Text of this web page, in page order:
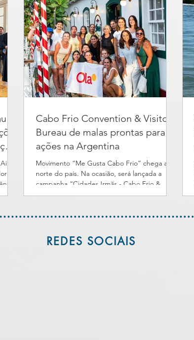
a
Cabo Frio Convention & Visitors
Bureau de malas prontas para
ações na Argentina
Movimento “Me Gusta Cabo Frio” chega ao
norte do país. Na ocasião, será lançada a
campanha “Cidades Irmãs - Cabo Frio &
Salta” O Cabo Frio Convention & Visitors
entidade, Maria Inês Oliveros, e pelo vice,
na próxima quarta-feira (24 de junho). No
roteiro, apresentações do movimento “Me
REDES SOCIAIS